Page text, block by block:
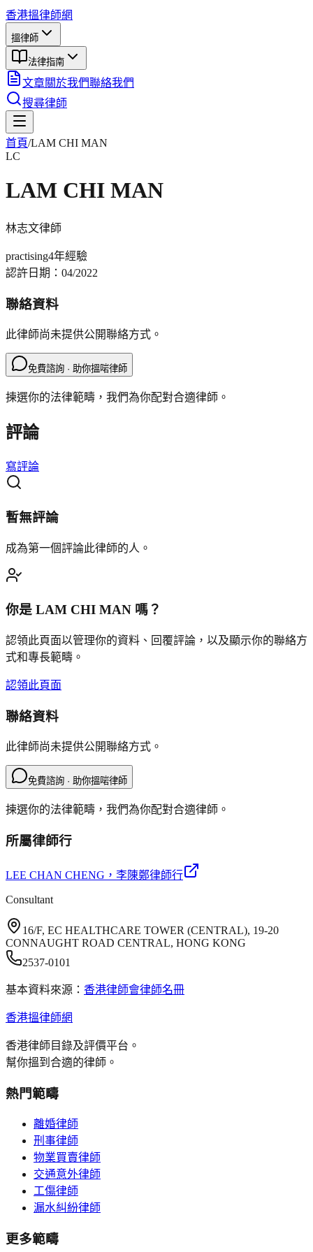
香港搵律師網
搵律師
法律指南
文章關於我們聯絡我們
搜尋律師
首頁/LAM CHI MAN
LC
LAM CHI MAN
林志文律師
practising4年經驗
認許日期： 04/2022
聯絡資料
此律師尚未提供公開聯絡方式。
免費諮詢 · 助你搵啱律師
揀選你的法律範疇，我們為你配對合適律師。
評論
寫評論
暫無評論
成為第一個評論此律師的人。
你是 LAM CHI MAN 嗎？
認領此頁面以管理你的資料、回覆評論，以及顯示你的聯絡方
式和專長範疇。
認領此頁面
聯絡資料
此律師尚未提供公開聯絡方式。
免費諮詢 · 助你搵啱律師
揀選你的法律範疇，我們為你配對合適律師。
所屬律師行
LEE CHAN CHENG ，李陳鄭律師行
Consultant
16/F, EC HEALTHCARE TOWER (CENTRAL), 19-20
CONNAUGHT ROAD CENTRAL, HONG KONG
2537-0101
基本資料來源： 香港律師會律師名冊
香港搵律師網
香港律師目錄及評價平台。
幫你搵到合適的律師。
熱門範疇
離婚律師
刑事律師
物業買賣律師
交通意外律師
工傷律師
漏水糾紛律師
更多範疇